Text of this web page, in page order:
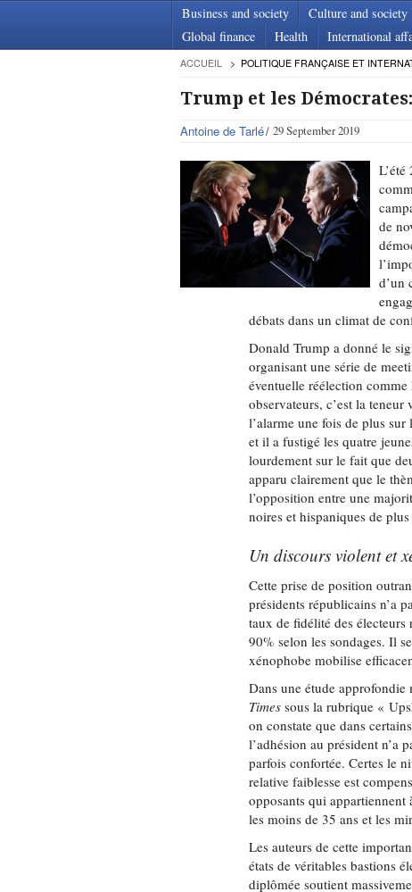
Business and society Culture and society
Global finance
Health International
ACCUEIL POLITIQUE FRANÇAISE ET
Trump et les
Antoine de Tarlé 29 September 2019
de
d’un
débats dans un climat de
Donald Trump a donné le
organisant une série de
éventuelle réélection
observateurs, c’est la
l’alarme une fois de plus
et il a fustigé les quatre
lourdement sur le fait que
apparu clairement que le
l’opposition entre une
noires et hispaniques de
Un discours violent et
Cette prise de position
présidents républicains n’a
taux de fidélité des électeurs
90% selon les sondages. Il
xénophobe mobilise
Dans une étude
Times sous la rubrique «
on constate que dans
l’adhésion au président n’a
parfois confortée. Certes le
relative faiblesse est
opposants qui
les moins de 35 ans et les
Les auteurs de cette
états de véritables bastions
diplômée soutient